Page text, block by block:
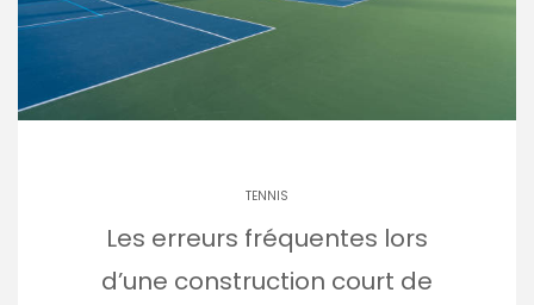
TENNIS
Les erreurs fréquentes lors
d’une construction court de